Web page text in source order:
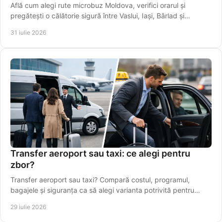
Află cum alegi rute microbuz Moldova, verifici orarul și
pregătești o călătorie sigură între Vaslui, Iași, Bârlad și
31 iulie 2026
Transfer aeroport sau taxi: ce alegi pentru
zbor?
Transfer aeroport sau taxi? Compară costul, programul,
bagajele și siguranța ca să alegi varianta potrivită pentru
29 iulie 2026